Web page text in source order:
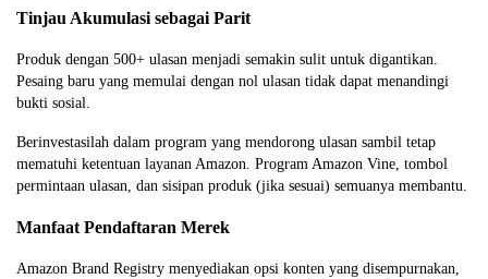
Tinjau Akumulasi sebagai Parit
Produk dengan 500+ ulasan menjadi semakin sulit untuk digantikan.
Pesaing baru yang memulai dengan nol ulasan tidak dapat menandingi
bukti sosial.
Berinvestasilah dalam program yang mendorong ulasan sambil tetap
mematuhi ketentuan layanan Amazon. Program Amazon Vine, tombol
permintaan ulasan, dan sisipan produk (jika sesuai) semuanya membantu.
Manfaat Pendaftaran Merek
Amazon Brand Registry menyediakan opsi konten yang disempurnakan,